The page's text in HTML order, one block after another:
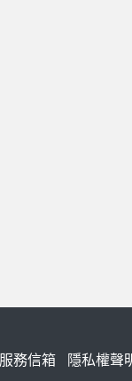
服務信箱 隱私權聲